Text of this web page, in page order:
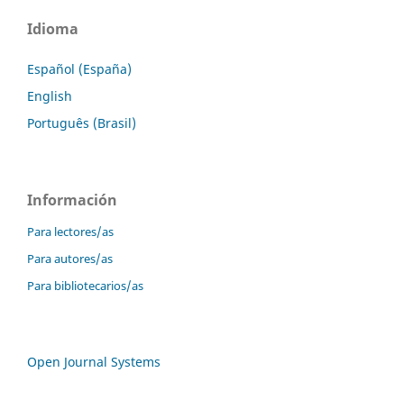
Idioma
Español (España)
English
Português (Brasil)
Información
Para lectores/as
Para autores/as
Para bibliotecarios/as
Open Journal Systems